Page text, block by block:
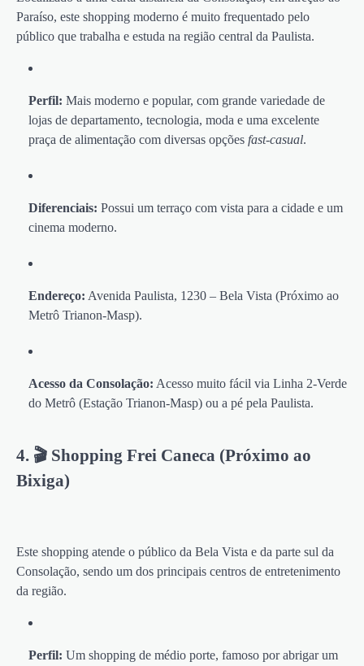
Paraíso, este shopping moderno é muito frequentado pelo
público que trabalha e estuda na região central da Paulista.
Perfil: Mais moderno e popular, com grande variedade de
lojas de departamento, tecnologia, moda e uma excelente
praça de alimentação com diversas opções fast-casual.
Diferenciais: Possui um terraço com vista para a cidade e um
cinema moderno.
Endereço: Avenida Paulista, 1230 – Bela Vista (Próximo ao
Metrô Trianon-Masp).
Acesso da Consolação: Acesso muito fácil via Linha 2-Verde
do Metrô (Estação Trianon-Masp) ou a pé pela Paulista.
4. 🎬 Shopping Frei Caneca (Próximo ao
Bixiga)
Este shopping atende o público da Bela Vista e da parte sul da
Consolação, sendo um dos principais centros de entretenimento
da região.
Perfil: Um shopping de médio porte, famoso por abrigar um